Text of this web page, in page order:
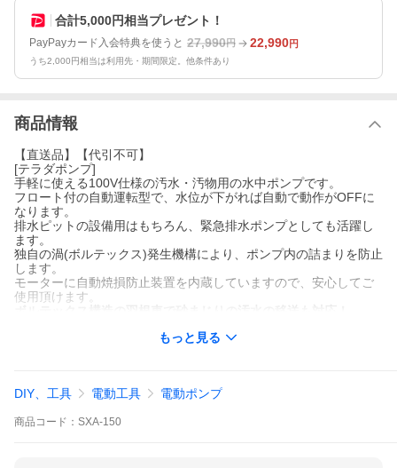
合計5,000円相当プレゼント！
PayPayカード入会特典を使うと 27,990円 22,990円
うち2,000円相当は利用先・期間限定。他条件あり
商品情報
【直送品】【代引不可】
[テラダポンプ]
手軽に使える100V仕様の汚水・汚物用の水中ポンプです。
フロート付の自動運転型で、水位が下がれば自動で動作がOFFに
なります。
排水ピットの設備用はもちろん、緊急排水ポンプとしても活躍し
ます。
独自の渦(ボルテックス)発生機構により、ポンプ内の詰まりを防止
します。
モーターに自動焼損防止装置を内蔵していますので、安心してご
使用頂けます。
す。排水ピットの設備用はもちろん、緊急排水ポンプとしても活
まりを防止します。モーターに自動焼損防止装置を内蔵していま
もっと見る
DIY、工具 電動工具 電動ポンプ
商品 コード： SXA-150